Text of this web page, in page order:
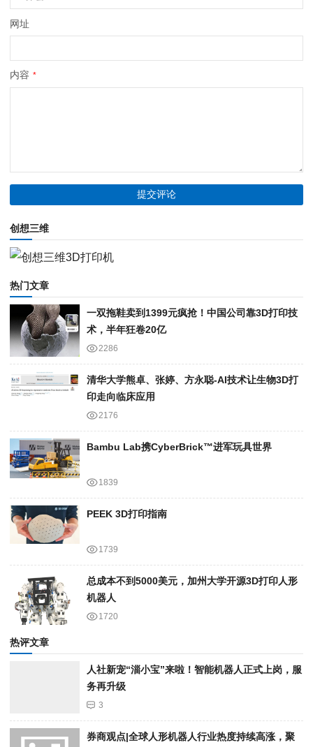
网址
内容 *
创想三维
热门文章
一双拖鞋卖到1399元疯抢！中国公司靠3D打印技
术，半年狂卷20亿
2286
清华大学熊卓、张婷、方永聪-AI技术让生物3D打
印走向临床应用
2176
Bambu Lab携Cyber​​Brick™进军玩具世界
1839
PEEK 3D打印指南
1739
总成本不到5000美元，加州大学开源3D打印人形
机器人
1720
热评文章
人社新宠“淄小宝”来啦！智能机器人正式上岗，服
务再升级
3
券商观点|全球人形机器人行业热度持续高涨，聚